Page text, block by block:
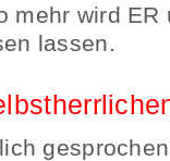
mehr wird ER
lassen.